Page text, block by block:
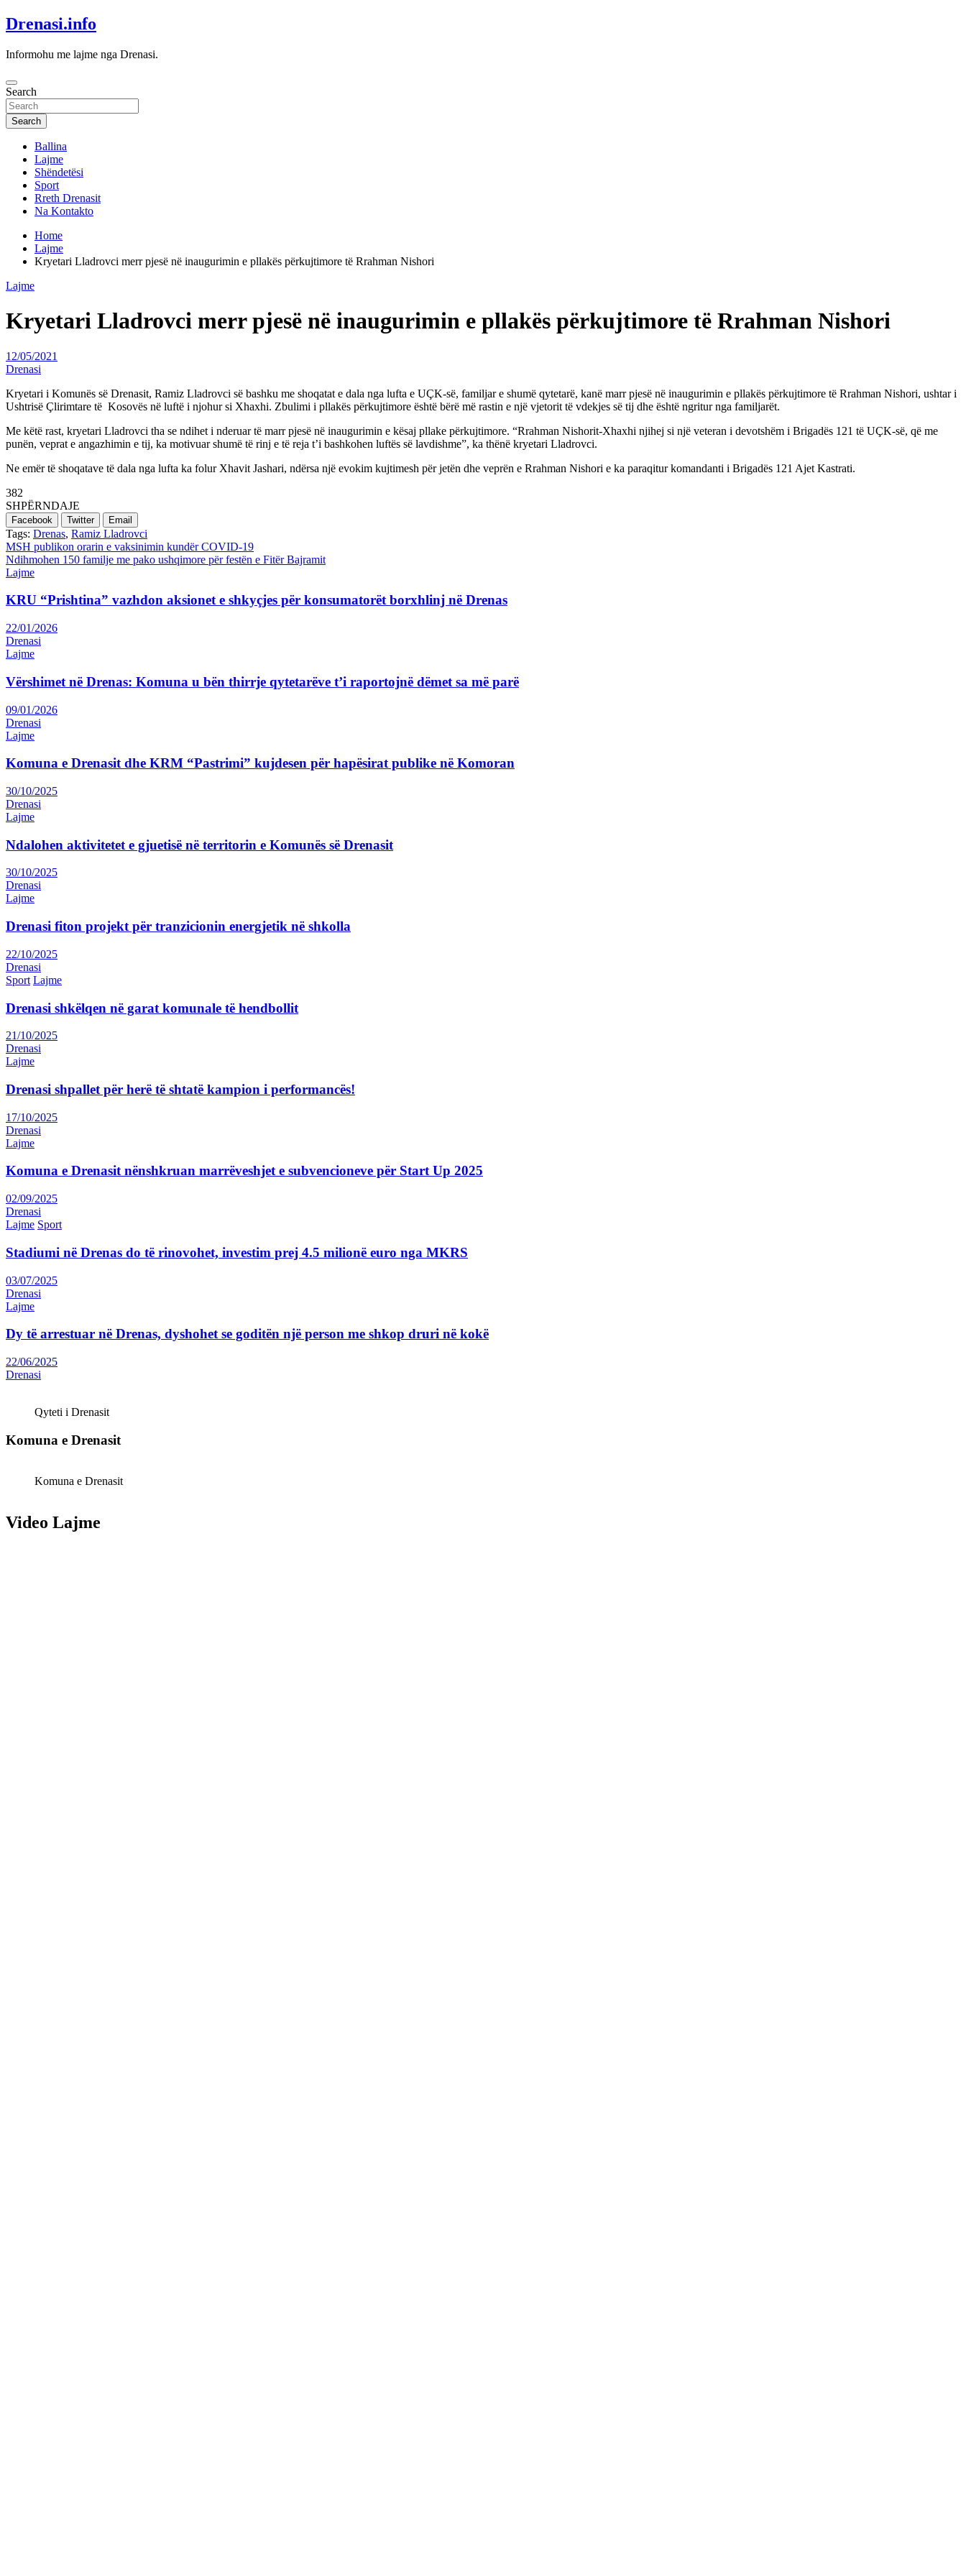
Skip
to
Drenasi.info
Informohu me lajme nga Drenasi.
Search
Search
Ballina
Lajme
Shëndetësi
Sport
Rreth Drenasit
Na Kontakto
Home
Lajme
Kryetari Lladrovci merr pjesë në inaugurimin e pllakës përkujtimore të Rrahman Nishori
Lajme
Kryetari Lladrovci merr pjesë në inaugurimin e pllakës përkujtimore të Rrahman Nishori
12/05/2021
Drenasi
Kryetari i Komunës së Drenasit, Ramiz Lladrovci së bashku me shoqatat e dala nga lufta e UÇK-së, familjar e shumë qytetarë, kanë marr pjesë në inaugurimin e pllakës përkujtimore të Rrahman Nishori, ushtar i
Ushtrisë Çlirimtare të Kosovës në luftë i njohur si Xhaxhi. Zbulimi i pllakës përkujtimore është bërë më rastin e një vjetorit të vdekjes së tij dhe është ngritur nga familjarët.
Me këtë rast, kryetari Lladrovci tha se ndihet i nderuar të marr pjesë në inaugurimin e kësaj pllake përkujtimore. “Rrahman Nishorit-Xhaxhi njihej si një veteran i devotshëm i Brigadës 121 të UÇK-së, që me
punën, veprat e angazhimin e tij, ka motivuar shumë të rinj e të reja t’i bashkohen luftës së lavdishme”, ka thënë kryetari Lladrovci.
Ne emër të shoqatave të dala nga lufta ka folur Xhavit Jashari, ndërsa një evokim kujtimesh për jetën dhe veprën e Rrahman Nishori e ka paraqitur komandanti i Brigadës 121 Ajet Kastrati.
382
SHPËRNDAJE
Facebook Twitter Email
Tags: Drenas, Ramiz Lladrovci
Post
navigation
MSH publikon orarin e vaksinimin kundër COVID-19
Ndihmohen 150 familje me pako ushqimore për festën e Fitër Bajramit
Lajme
KRU “Prishtina” vazhdon aksionet e shkyçjes për konsumatorët borxhlinj në Drenas
22/01/2026
Drenasi
Lajme
Vërshimet në Drenas: Komuna u bën thirrje qytetarëve t’i raportojnë dëmet sa më parë
09/01/2026
Drenasi
Lajme
Komuna e Drenasit dhe KRM “Pastrimi” kujdesen për hapësirat publike në Komoran
30/10/2025
Drenasi
Lajme
Ndalohen aktivitetet e gjuetisë në territorin e Komunës së Drenasit
30/10/2025
Drenasi
Lajme
Drenasi fiton projekt për tranzicionin energjetik në shkolla
22/10/2025
Drenasi
Sport Lajme
Drenasi shkëlqen në garat komunale të hendbollit
21/10/2025
Drenasi
Lajme
Drenasi shpallet për herë të shtatë kampion i performancës!
17/10/2025
Drenasi
Lajme
Komuna e Drenasit nënshkruan marrëveshjet e subvencioneve për Start Up 2025
02/09/2025
Drenasi
Lajme Sport
Stadiumi në Drenas do të rinovohet, investim prej 4.5 milionë euro nga MKRS
03/07/2025
Drenasi
Lajme
Dy të arrestuar në Drenas, dyshohet se goditën një person me shkop druri në kokë
22/06/2025
Drenasi
Qyteti i Drenasit
Komuna e Drenasit
Komuna e Drenasit
Video Lajme